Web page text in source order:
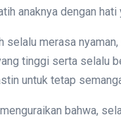
anaknya dengan hati
selalu merasa
tinggi serta selalu
untuk tetap
bahwa,